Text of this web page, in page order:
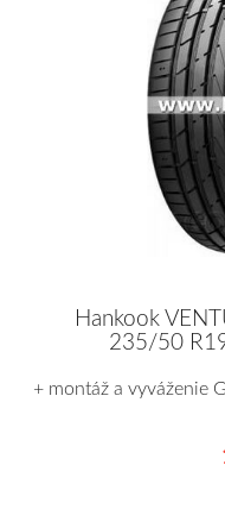
Hankook
235/50
+ montáž a vyváženie